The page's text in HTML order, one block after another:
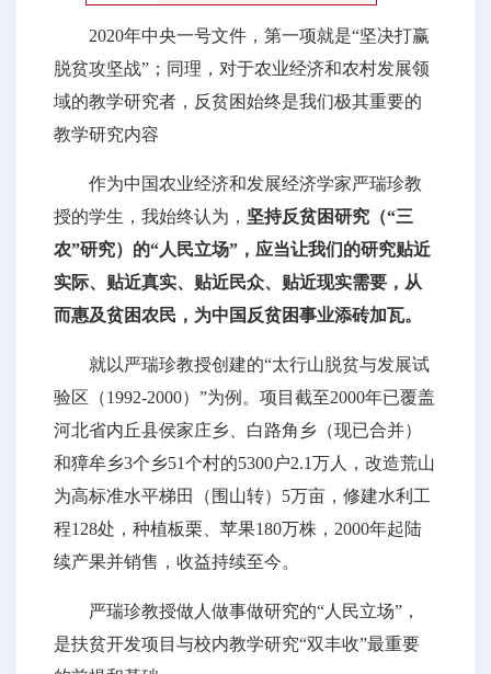
2020年中央一号文件，第一项就是“坚决打赢
脱贫攻坚战”；同理，对于农业经济和农村发展领
域的教学研究者，反贫困始终是我们极其重要的
教学研究内容
作为中国农业经济和发展经济学家严瑞珍教
授的学生，我始终认为， 坚持反贫困研究（“三
农”研究）的“人民立场”，应当让我们的研究贴近
实际、贴近真实、贴近民众、贴近现实需要，从
而惠及贫困农民，为中国反贫困事业添砖加瓦。
就以严瑞珍教授创建的“太行山脱贫与发展试
验区（1992-2000）”为例。项目截至2000年已覆盖
河北省内丘县侯家庄乡、白路角乡（现已合并）
和獐牟乡3个乡51个村的5300户2.1万人，改造荒山
为高标准水平梯田（围山转）5万亩，修建水利工
程128处，种植板栗、苹果180万株，2000年起陆
续产果并销售，收益持续至今。
严瑞珍教授做人做事做研究的“人民立场”，
是扶贫开发项目与校内教学研究“双丰收”最重要